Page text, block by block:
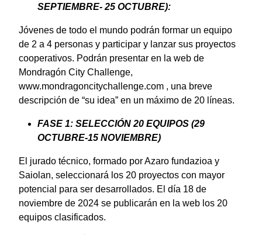
SEPTIEMBRE- 25 OCTUBRE):
Jóvenes de todo el mundo podrán formar un equipo
de 2 a 4 personas y participar y lanzar sus proyectos
cooperativos. Podrán presentar en la web de
Mondragón City Challenge,
www.mondragoncitychallenge.com , una breve
descripción de “su idea” en un máximo de 20 líneas.
FASE 1: SELECCIÓN 20 EQUIPOS (29
OCTUBRE-15 NOVIEMBRE)
El jurado técnico, formado por Azaro fundazioa y
Saiolan, seleccionará los 20 proyectos con mayor
potencial para ser desarrollados. El día 18 de
noviembre de 2024 se publicarán en la web los 20
equipos clasificados.